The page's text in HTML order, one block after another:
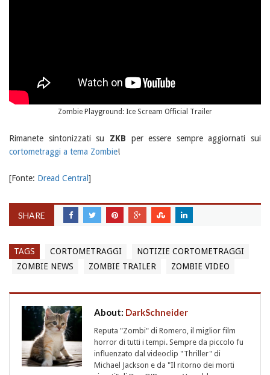
Zombie Playground: Ice Scream Official Trailer
Rimanete sintonizzati su ZKB per essere sempre aggiornati sui
cortometraggi a tema Zombie!
[Fonte: Dread Central ]
SHARE
TAGS CORTOMETRAGGI
NOTIZIE CORTOMETRAGGI
ZOMBIE NEWS
ZOMBIE TRAILER ZOMBIE VIDEO
About: DarkSchneider
Reputa "Zombi" di Romero, il miglior film
horror di tutti i tempi. Sempre da piccolo fu
influenzato dal videoclip "Thriller" di
Michael Jackson e da "Il ritorno dei morti